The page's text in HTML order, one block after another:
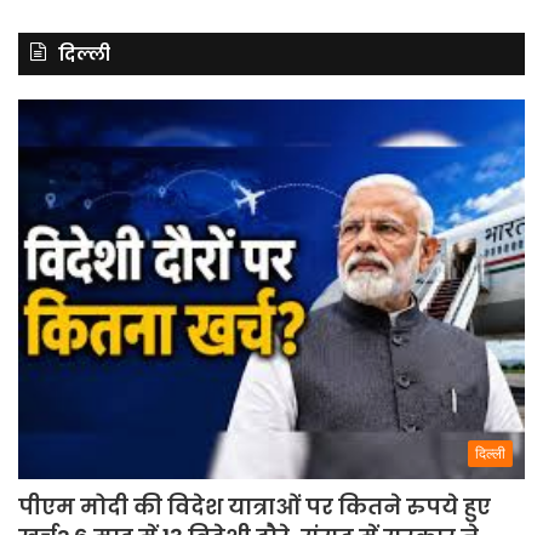
दिल्ली
दिल्ली
पीएम मोदी की विदेश यात्राओं पर कितने रुपये हुए